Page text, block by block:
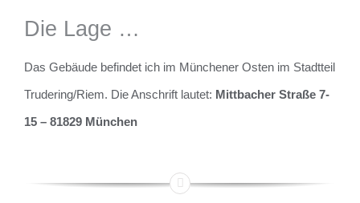
Die Lage …
Das Gebäude befindet ich im Münchener Osten im Stadtteil
Trudering/Riem. Die Anschrift lautet: Mittbacher Straße 7-
15 – 81829 München